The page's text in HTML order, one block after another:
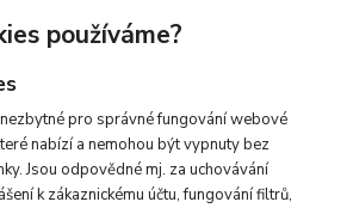
používáme?
pro správné fungování webové
nabízí a nemohou být vypnuty bez
Jsou odpovědné mj. za uchovávání
k zákaznickému účtu, fungování filtrů,